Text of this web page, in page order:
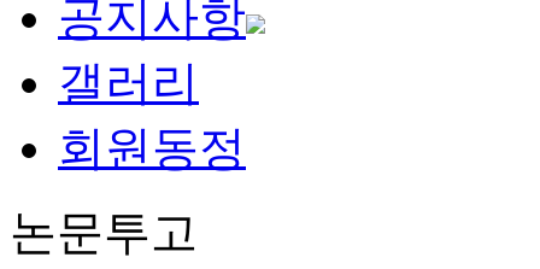
공지사항
갤러리
회원동정
논문투고